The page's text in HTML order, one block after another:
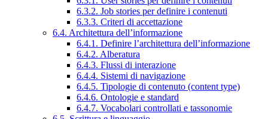
6.3.2. Job stories per definire i contenuti
6.3.3. Criteri di accettazione
6.4. Architettura dell’informazione
6.4.1. Definire l’architettura dell’informazione
6.4.2. Alberatura
6.4.3. Flussi di interazione
6.4.4. Sistemi di navigazione
6.4.5. Tipologie di contenuto (content type)
6.4.6. Ontologie e standard
6.4.7. Vocabolari controllati e tassonomie